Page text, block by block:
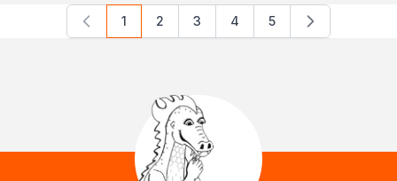
Aktualnie czytasz stronę
1 Strona
2 Strona
3 Strona
4 Strona
5